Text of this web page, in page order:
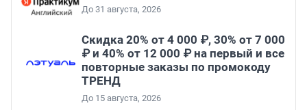
До 31 августа, 2026
Скидка 20% от 4 000 ₽, 30% от 7 000
₽ и 40% от 12 000 ₽ на первый и все
повторные заказы по промокоду
ТРЕНД
До 15 августа, 2026